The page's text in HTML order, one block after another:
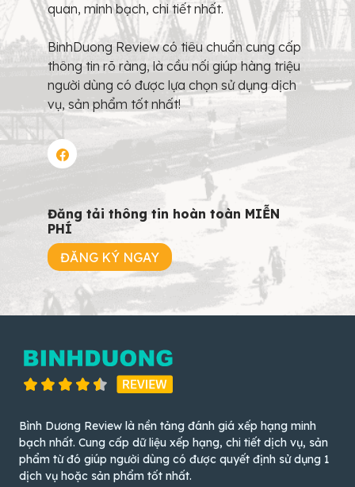
quan, minh bạch, chi tiết nhất.
BinhDuong Review có tiêu chuẩn cung cấp
thông tin rõ ràng, là cầu nối giúp hàng triệu
người dùng có được lựa chọn sử dụng dịch
vụ, sản phẩm tốt nhất!
Đăng tải thông tin hoàn toàn MIỄN
PHÍ
ĐĂNG KÝ NGAY
Bình Dương Review là nền tảng đánh giá xếp hạng minh
bạch nhất. Cung cấp dữ liệu xếp hạng, chi tiết dịch vụ, sản
phẩm từ đó giúp người dùng có được quyết định sử dụng 1
dịch vụ hoặc sản phẩm tốt nhất.